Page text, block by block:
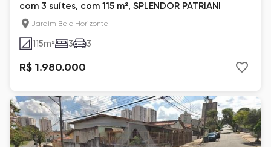
com 3 suítes, com 115 m², SPLENDOR PATRIANI
Jardim Belo Horizonte
115m² 3 3
R$ 1.980.000